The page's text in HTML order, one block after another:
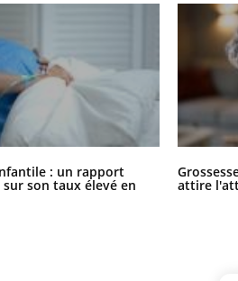
: un rapport
sur son taux élevé en attire